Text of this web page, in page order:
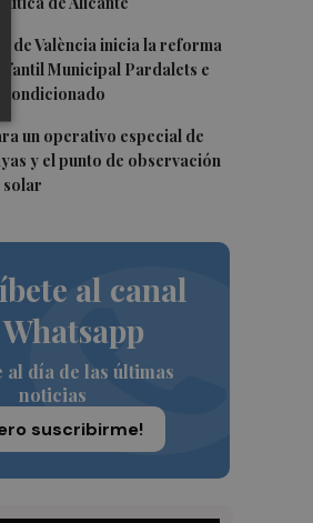
de València inicia la reforma
Municipal Pardalets e
un operativo especial de
y el punto de observación
solar
al canal
al día de las últimas
noticias
suscribirme!